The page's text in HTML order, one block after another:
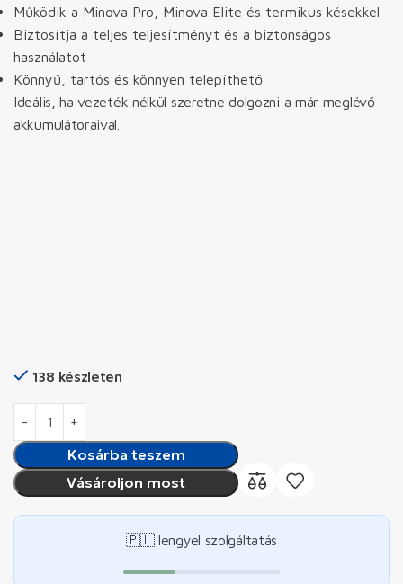
Működik a Minova Pro, Minova Elite és termikus késekkel
Biztosítja a teljes teljesítményt és a biztonságos
használatot
Könnyű, tartós és könnyen telepíthető
Ideális, ha vezeték nélkül szeretne dolgozni a már meglévő
akkumulátoraival.
138 készleten
Kosárba teszem
Vásároljon most
🇵🇱 lengyel szolgáltatás